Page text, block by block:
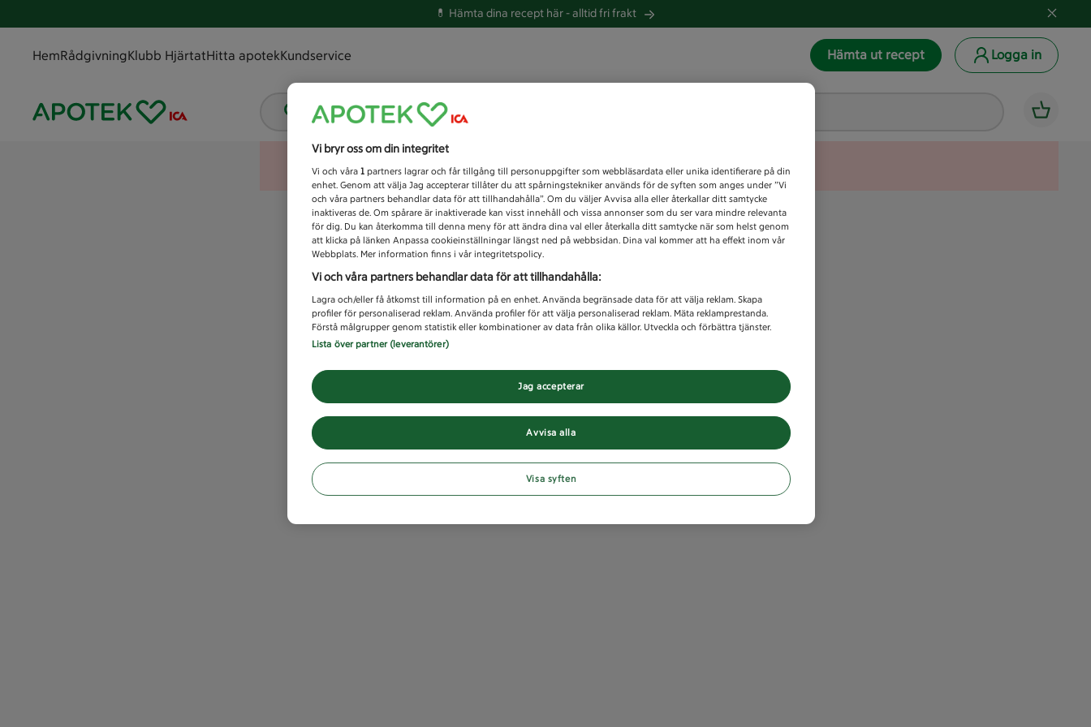
💊 Hämta dina recept här -alltid fri frakt
HemRådgivningKlubb HjärtatHitta apotekKundservice Hämta ut recept Logga in
Vad letar du efter idag?
Unknown error
Vi bryr oss om din integritet
Vi och våra 1 partners lagrar och får tillgång till personuppgifter som webbläsardata eller unika identifierare på din
enhet. Genom att välja Jag accepterar tillåter du att spårningstekniker används för de syften som anges under ”Vi
och våra partners behandlar data för att tillhandahålla”. Om du väljer Avvisa alla eller återkallar ditt samtycke
inaktiveras de. Om spårare är inaktiverade kan visst innehåll och vissa annonser som du ser vara mindre relevanta
för dig. Du kan återkomma till denna meny för att ändra dina val eller återkalla ditt samtycke när som helst genom
att klicka på länken Anpassa cookieinställningar längst ned på webbsidan. Dina val kommer att ha effekt inom vår
Webbplats. Mer information finns i vår integritetspolicy.
Vi och våra partners behandlar data för att tillhandahålla:
Lagra och/eller få åtkomst till information på en enhet. Använda begränsade data för att välja reklam. Skapa
profiler för personaliserad reklam. Använda profiler för att välja personaliserad reklam. Mäta reklamprestanda.
Förstå målgrupper genom statistik eller kombinationer av data från olika källor. Utveckla och förbättra tjänster.
Lista över partner (leverantörer)
Avvisa alla
Jag accepterar
Visa syften